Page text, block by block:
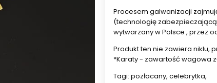
Procesem galwanizacji
(technologię
wytwarzany w Polsce , przez
Produkt ten nie zawiera niklu,
*Karaty - zawartość wagowa
Tagi: pozłacany, celebrytka,